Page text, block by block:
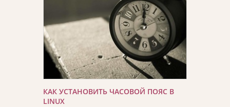
КАК УСТАНОВИТЬ ЧАСОВОЙ ПОЯС В
LINUX